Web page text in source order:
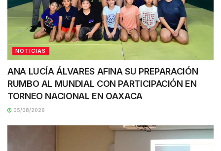
NOTICIAS
ANA LUCÍA ÁLVARES AFINA SU PREPARACIÓN
RUMBO AL MUNDIAL CON PARTICIPACIÓN EN
TORNEO NACIONAL EN OAXACA
05/08/2026